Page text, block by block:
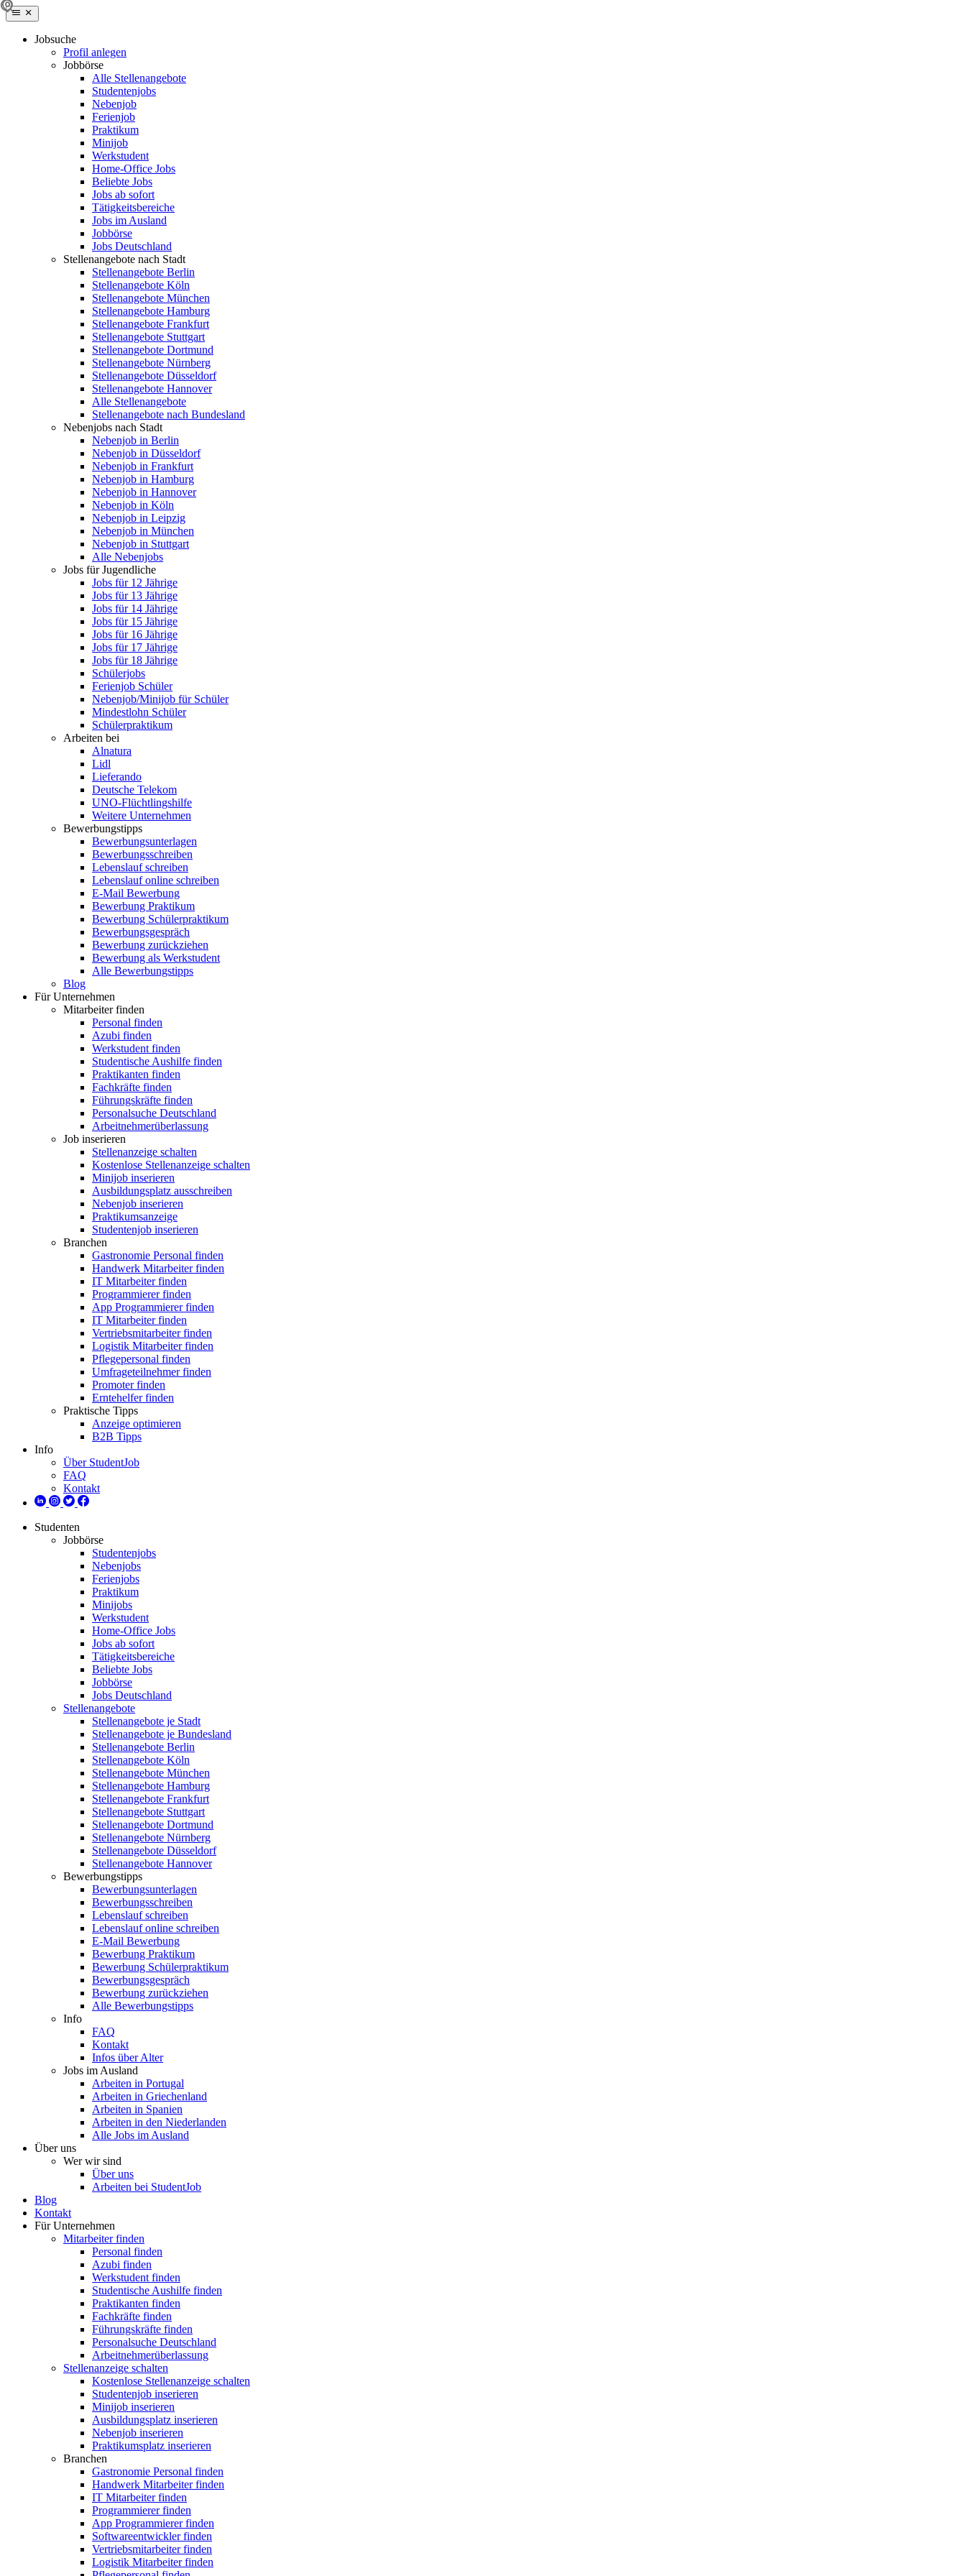
Jobsuche
Profil anlegen
Jobbörse
Alle Stellenangebote
Studentenjobs
Nebenjob
Ferienjob
Praktikum
Minijob
Werkstudent
Home-Office Jobs
Beliebte Jobs
Jobs ab sofort
Tätigkeitsbereiche
Jobs im Ausland
Jobbörse
Jobs Deutschland
Stellenangebote nach Stadt
Stellenangebote Berlin
Stellenangebote Köln
Stellenangebote München
Stellenangebote Hamburg
Stellenangebote Frankfurt
Stellenangebote Stuttgart
Stellenangebote Dortmund
Stellenangebote Nürnberg
Stellenangebote Düsseldorf
Stellenangebote Hannover
Alle Stellenangebote
Stellenangebote nach Bundesland
Nebenjobs nach Stadt
Nebenjob in Berlin
Nebenjob in Düsseldorf
Nebenjob in Frankfurt
Nebenjob in Hamburg
Nebenjob in Hannover
Nebenjob in Köln
Nebenjob in Leipzig
Nebenjob in München
Nebenjob in Stuttgart
Alle Nebenjobs
Jobs für Jugendliche
Jobs für 12 Jährige
Jobs für 13 Jährige
Jobs für 14 Jährige
Jobs für 15 Jährige
Jobs für 16 Jährige
Jobs für 17 Jährige
Jobs für 18 Jährige
Schülerjobs
Ferienjob Schüler
Nebenjob/Minijob für Schüler
Mindestlohn Schüler
Schülerpraktikum
Arbeiten bei
Alnatura
Lidl
Lieferando
Deutsche Telekom
UNO-Flüchtlingshilfe
Weitere Unternehmen
Bewerbungstipps
Bewerbungsunterlagen
Bewerbungsschreiben
Lebenslauf schreiben
Lebenslauf online schreiben
E-Mail Bewerbung
Bewerbung Praktikum
Bewerbung Schülerpraktikum
Bewerbungsgespräch
Bewerbung zurückziehen
Bewerbung als Werkstudent
Alle Bewerbungstipps
Blog
Für Unternehmen
Mitarbeiter finden
Personal finden
Azubi finden
Werkstudent finden
Studentische Aushilfe finden
Praktikanten finden
Fachkräfte finden
Führungskräfte finden
Personalsuche Deutschland
Arbeitnehmerüberlassung
Job inserieren
Stellenanzeige schalten
Kostenlose Stellenanzeige schalten
Minijob inserieren
Ausbildungsplatz ausschreiben
Nebenjob inserieren
Praktikumsanzeige
Studentenjob inserieren
Branchen
Gastronomie Personal finden
Handwerk Mitarbeiter finden
IT Mitarbeiter finden
Programmierer finden
App Programmierer finden
IT Mitarbeiter finden
Vertriebsmitarbeiter finden
Logistik Mitarbeiter finden
Pflegepersonal finden
Umfrageteilnehmer finden
Promoter finden
Erntehelfer finden
Praktische Tipps
Anzeige optimieren
B2B Tipps
Info
Über StudentJob
FAQ
Kontakt
Studenten
Jobbörse
Studentenjobs
Nebenjobs
Ferienjobs
Praktikum
Minijobs
Werkstudent
Home-Office Jobs
Jobs ab sofort
Tätigkeitsbereiche
Beliebte Jobs
Jobbörse
Jobs Deutschland
Stellenangebote
Stellenangebote je Stadt
Stellenangebote je Bundesland
Stellenangebote Berlin
Stellenangebote Köln
Stellenangebote München
Stellenangebote Hamburg
Stellenangebote Frankfurt
Stellenangebote Stuttgart
Stellenangebote Dortmund
Stellenangebote Nürnberg
Stellenangebote Düsseldorf
Stellenangebote Hannover
Bewerbungstipps
Bewerbungsunterlagen
Bewerbungsschreiben
Lebenslauf schreiben
Lebenslauf online schreiben
E-Mail Bewerbung
Bewerbung Praktikum
Bewerbung Schülerpraktikum
Bewerbungsgespräch
Bewerbung zurückziehen
Alle Bewerbungstipps
Info
FAQ
Kontakt
Infos über Alter
Jobs im Ausland
Arbeiten in Portugal
Arbeiten in Griechenland
Arbeiten in Spanien
Arbeiten in den Niederlanden
Alle Jobs im Ausland
Über uns
Wer wir sind
Über uns
Arbeiten bei StudentJob
Blog
Kontakt
Für Unternehmen
Mitarbeiter finden
Personal finden
Azubi finden
Werkstudent finden
Studentische Aushilfe finden
Praktikanten finden
Fachkräfte finden
Führungskräfte finden
Personalsuche Deutschland
Arbeitnehmerüberlassung
Stellenanzeige schalten
Kostenlose Stellenanzeige schalten
Studentenjob inserieren
Minijob inserieren
Ausbildungsplatz inserieren
Nebenjob inserieren
Praktikumsplatz inserieren
Branchen
Gastronomie Personal finden
Handwerk Mitarbeiter finden
IT Mitarbeiter finden
Programmierer finden
App Programmierer finden
Softwareentwickler finden
Vertriebsmitarbeiter finden
Logistik Mitarbeiter finden